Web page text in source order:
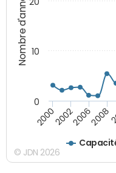
Nombre d'années
2000200220062008
0
10
© JDN 2026